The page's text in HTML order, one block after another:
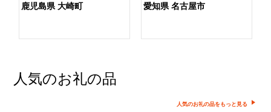
鹿児島県 大崎町 愛知県 名古屋市
人気のお礼の品
人気のお礼の品をもっと見る